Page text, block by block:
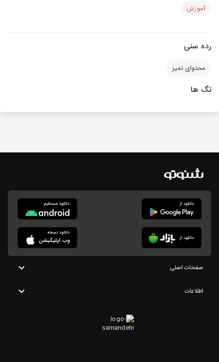
آموزش
رده سنی
محتوای تمیز
تگ ها
صفحات اصلی
اطلاعات